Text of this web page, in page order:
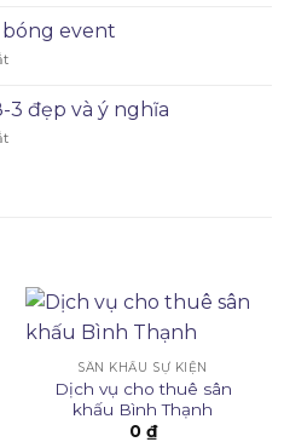
bóng event
3 đẹp và ý nghĩa
SÂN KHẤU SỰ KIỆN
Dịch vụ cho thuê sân
khấu Bình Thạnh
0 ₫